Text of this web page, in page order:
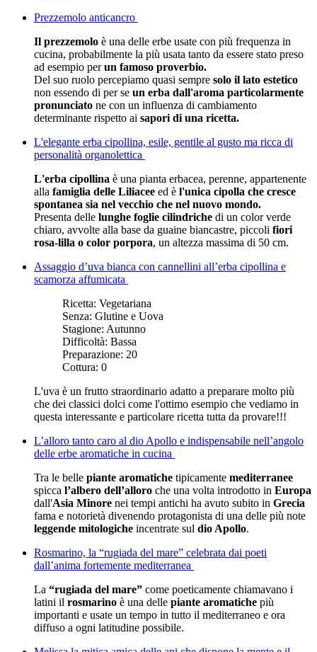
Prezzemolo anticancro
Il prezzemolo è una delle erbe usate con più frequenza in
cucina, probabilmente la più usata tanto da essere stato preso
ad esempio perun famoso proverbio.
Del suo ruolo percepiamo quasi sempre solo il lato estetico
non essendo di per se un erba dall'aroma particolarmente
pronunciato ne con un influenza di cambiamento
determinante rispetto ai sapori di una ricetta.
L'elegante erba cipollina, esile, gentile al gusto ma ricca di
personalità organolettica
L'erba cipollina è una pianta erbacea, perenne, appartenente
alla famiglia delle Liliacee ed è l'unica cipolla che cresce
spontanea sia nel vecchio che nel nuovo mondo.
Presenta delle lunghe foglie cilindriche di un color verde
chiaro, avvolte alla base da guaine biancastre, piccoli fiori
rosa-lilla o color porpora, un altezza massima di 50 cm.
Assaggio d’uva bianca con cannellini all’erba cipollina e
scamorza affumicata
Ricetta: Vegetariana
Senza: Glutine e Uova
Stagione: Autunno
Difficoltà: Bassa
Preparazione: 20
Cottura: 0
L'uva è un frutto straordinario adatto a preparare molto più
che dei classici dolci come l'ottimo esempio che vediamo in
questa interessante e particolare ricetta tutta da provare!!!
L’alloro tanto caro al dio Apollo e indispensabile nell’angolo
delle erbe aromatiche in cucina
Tra le belle piante aromatiche tipicamente mediterranee
spicca l’albero dell’alloro che una volta introdotto in Europa
dall'Asia Minore nei tempi antichi ha avuto subito in Grecia
fama e notorietà divenendo protagonista di una delle più note
leggende mitologiche incentrate sul dio Apollo.
Rosmarino, la “rugiada del mare” celebrata dai poeti
dall’anima fortemente mediterranea
La “rugiada del mare” come poeticamente chiamavano i
latini il rosmarino è una delle piante aromatiche più
importanti e usate un tempo in tutto il mediterraneo e ora
diffuso a ogni latitudine possibile.